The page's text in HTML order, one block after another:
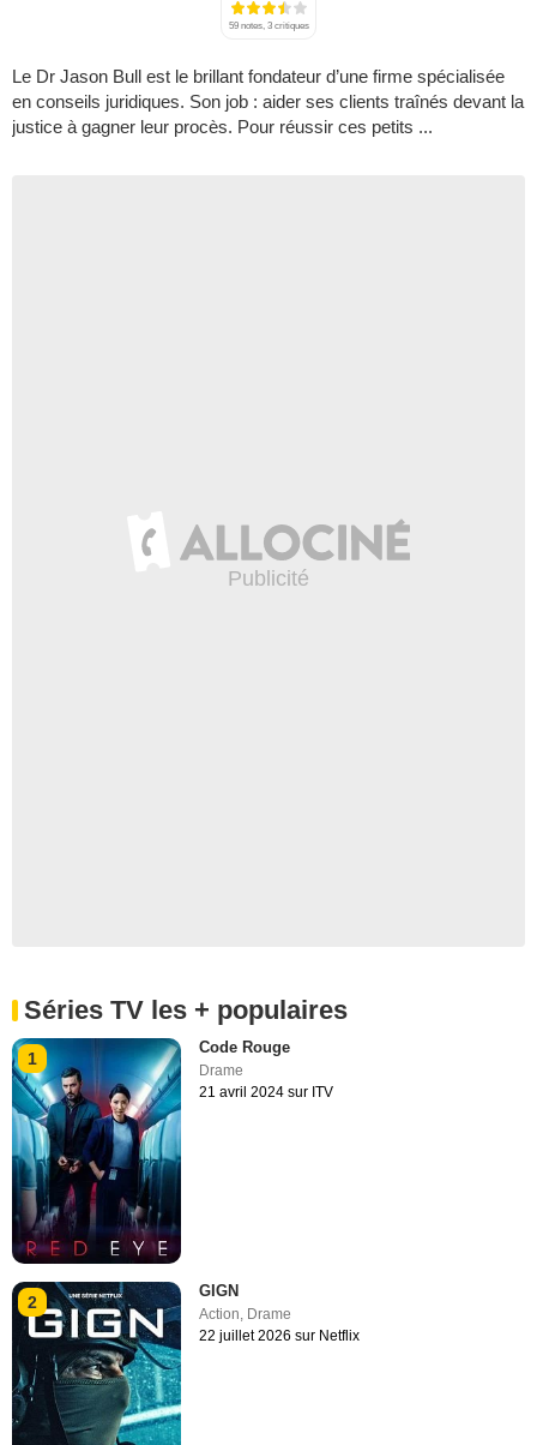
59 notes, 3 critiques
Le Dr Jason Bull est le brillant fondateur d’une firme spécialisée
en conseils juridiques. Son job : aider ses clients traînés devant la
justice à gagner leur procès. Pour réussir ces petits ...
Séries TV les + populaires
1
Code Rouge
Drame
21 avril 2024 sur ITV
2
GIGN
Action, Drame
22 juillet 2026 sur Netflix